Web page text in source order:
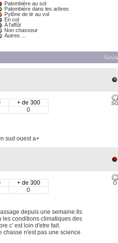
Palombière au sol
Palombière dans les arbres
Pylône de tir au vol
En col
A l'affût
Non chasseur
Autres ...
+ de 300
0
sud ouest a+
SO
+ de 300
0
depuis une semaine.Ils
les conditions climatiques des
c' est loin d'etre fait.
n'est pas une science
O